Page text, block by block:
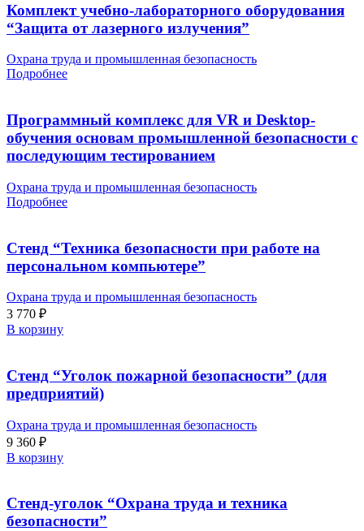
Комплект учебно-лабораторного оборудования
“Защита от лазерного излучения”
Охрана труда и промышленная безопасность
Подробнее
Программный комплекс для VR и Desktop-
обучения основам промышленной безопасности с
последующим тестированием
Охрана труда и промышленная безопасность
Подробнее
Стенд “Техника безопасности при работе на
персональном компьютере”
Охрана труда и промышленная безопасность
3 770 ₽
В корзину
Стенд “Уголок пожарной безопасности” (для
предприятий)
Охрана труда и промышленная безопасность
9 360 ₽
В корзину
Стенд-уголок “Охрана труда и техника
безопасности”